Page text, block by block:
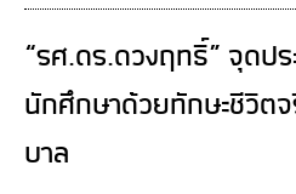
“รศ.ดร.ดวงฤทธิ์” จุดป
นักศึกษาด้วยทักษะชีวิตจ
บาล